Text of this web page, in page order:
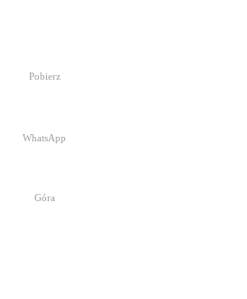
Pobierz
WhatsApp
Góra